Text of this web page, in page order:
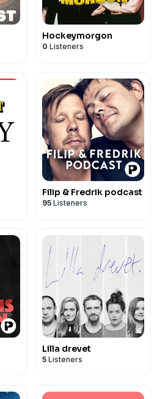
Hockeymorgon
0 Listeners
Filip & Fredrik podcast
95 Listeners
Lilla drevet
5 Listeners